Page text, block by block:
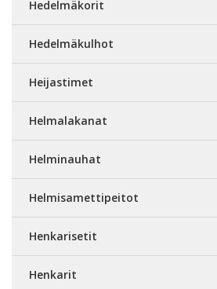
Hedelmäkorit
Hedelmäkulhot
Heijastimet
Helmalakanat
Helminauhat
Helmisamettipeitot
Henkarisetit
Henkarit